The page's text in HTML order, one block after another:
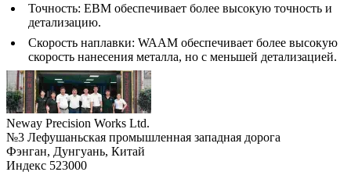
Точность: EBM обеспечивает более высокую точность и
детализацию.
Скорость наплавки: WAAM обеспечивает более высокую
скорость нанесения металла, но с меньшей детализацией.
Neway Precision Works Ltd.
№3 Лефушаньская промышленная западная дорога
Фэнган, Дунгуань, Китай
Индекс 523000